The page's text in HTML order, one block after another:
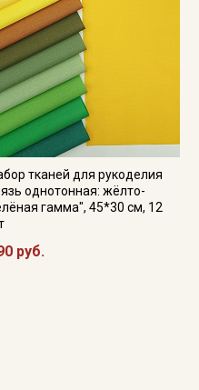
тканей для рукоделия
однотонная: жёлто-
гамма", 45*30 см, 12
руб.